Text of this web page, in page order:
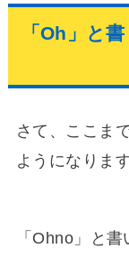
「Oh」と
さて、ここま
ようになります
「Ohno」と